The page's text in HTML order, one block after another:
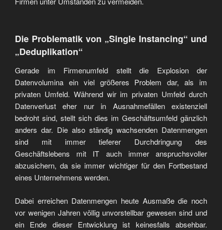
Die Problematik von „Single Instancing“ und
„Deduplikation“
Gerade im Firmenumfeld stellt die Explosion der
Datenvolumina ein viel größeres Problem dar, als im
privaten Umfeld. Während wir im privaten Umfeld durch
Datenverlust eher nur in Ausnahmefällen existenziell
bedroht sind, stellt sich dies im Geschäftsumfeld gänzlich
anders dar. Die also ständig wachsenden Datenmengen
sind mit immer tieferer Durchdringung des
Geschäftslebens mit IT auch immer anspruchsvoller
abzusichern, da sie immer wichtiger für den Fortbestand
eines Unternehmens werden.
Dabei erreichen Datenmengen heute Ausmaße die noch
vor wenigen Jahren völlig unvorstellbar gewesen sind und
ein Ende dieser Entwicklung ist keinesfalls absehbar.